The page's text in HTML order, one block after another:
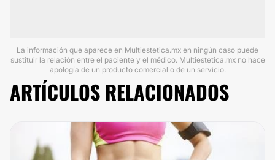
La información que aparece en Multiestetica.mx en ningún caso puede
sustituir la relación entre el paciente y el médico. Multiestetica.mx no hace
apología de un producto comercial o de un servicio.
ARTÍCULOS RELACIONADOS